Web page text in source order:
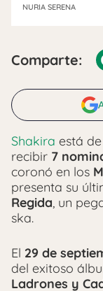
NURIA SERENA
Comparte:
Shakira está
recibir 7
coronó en los
presenta su
Regida, un
ska.
El 29 de
del exitoso
Ladrones y